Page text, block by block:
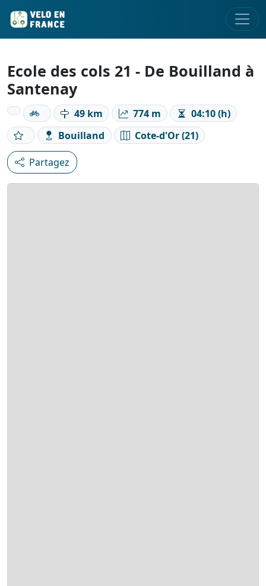
Ecole des cols 21 - De Bouilland à
Santenay
49 km 774 m
04:10 (h)
Bouilland
Cote-d'Or (21)
Partagez